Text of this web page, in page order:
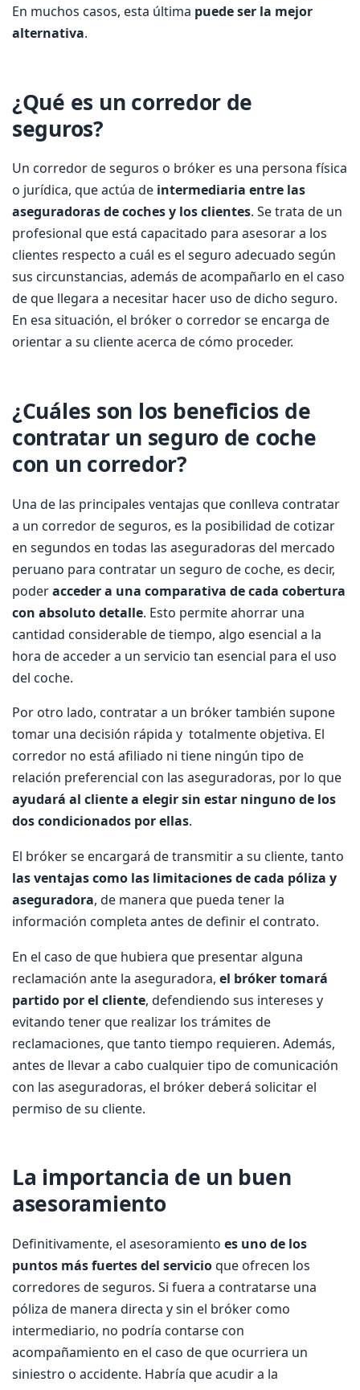
En muchos casos, esta última puede ser la mejor
alternativa.
¿Qué es un corredor de
seguros?
Un corredor de seguros o bróker es una persona física
o jurídica, que actúa de intermediaria entre las
aseguradoras de coches y los clientes. Se trata de un
profesional que está capacitado para asesorar a los
clientes respecto a cuál es el seguro adecuado según
sus circunstancias, además de acompañarlo en el caso
de que llegara a necesitar hacer uso de dicho seguro.
En esa situación, el bróker o corredor se encarga de
orientar a su cliente acerca de cómo proceder.
¿Cuáles son los beneficios de
contratar un seguro de coche
con un corredor?
Una de las principales ventajas que conlleva contratar
a un corredor de seguros, es la posibilidad de cotizar
en segundos en todas las aseguradoras del mercado
peruano para contratar un seguro de coche, es decir,
poderacceder a una comparativa de cada cobertura
con absoluto detalle. Esto permite ahorrar una
cantidad considerable de tiempo, algo esencial a la
hora de acceder a un servicio tan esencial para el uso
del coche.
Por otro lado, contratar a un bróker también supone
tomar una decisión rápida y totalmente objetiva. El
corredor no está afiliado ni tiene ningún tipo de
relación preferencial con las aseguradoras, por lo que
ayudará al cliente a elegir sin estar ninguno de los
dos condicionados por ellas.
El bróker se encargará de transmitir a su cliente, tanto
las ventajas como las limitaciones de cada póliza y
aseguradora, de manera que pueda tener la
información completa antes de definir el contrato.
En el caso de que hubiera que presentar alguna
reclamación ante la aseguradora, el bróker tomará
partido por el cliente, defendiendo sus intereses y
evitando tener que realizar los trámites de
reclamaciones, que tanto tiempo requieren. Además,
antes de llevar a cabo cualquier tipo de comunicación
con las aseguradoras, el bróker deberá solicitar el
permiso de su cliente.
La importancia de un buen
asesoramiento
Definitivamente, el asesoramiento es uno de los
puntos más fuertes del servicioque ofrecen los
corredores de seguros. Si fuera a contratarse una
póliza de manera directa y sin el bróker como
intermediario, no podría contarse con
acompañamiento en el caso de que ocurriera un
siniestro o accidente. Habría que acudir a la